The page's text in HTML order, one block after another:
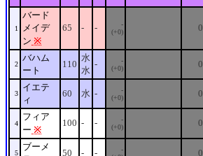
1
バード
メイデ
ン ※
65 - -
-
(+0)
0
2
バハム
ート
110
水
水
-
-
(+0)
0
3
イエテ
ィ
60 水 -
-
(+0)
0
4
フィア
ー ※
100 - -
-
(+0)
0
5
ブーメ
50 - -
-
0